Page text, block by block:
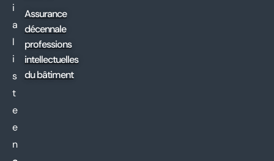
i
a
l
i
s
t
e
e
n
Assurance
décennale
professions
intellectuelles
du bâtiment